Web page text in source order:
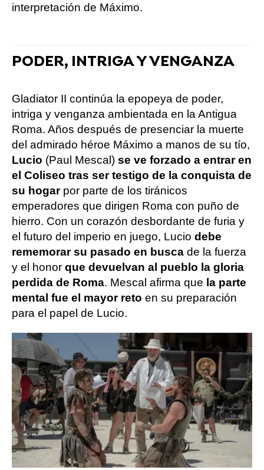
interpretación de Máximo.
PODER, INTRIGA Y VENGANZA
Gladiator II continúa la epopeya de poder,
intriga y venganza ambientada en la Antigua
Roma. Años después de presenciar la muerte
del admirado héroe Máximo a manos de su tío,
Lucio (Paul Mescal) se ve forzado a entrar en
el Coliseo tras ser testigo de la conquista de
su hogarpor parte de los tiránicos
emperadores que dirigen Roma con puño de
hierro. Con un corazón desbordante de furia y
el futuro del imperio en juego, Lucio debe
rememorar su pasado en busca de la fuerza
y el honor que devuelvan al pueblo la gloria
perdida de Roma. Mescal afirma que la parte
mental fue el mayor reto en su preparación
para el papel de Lucio.